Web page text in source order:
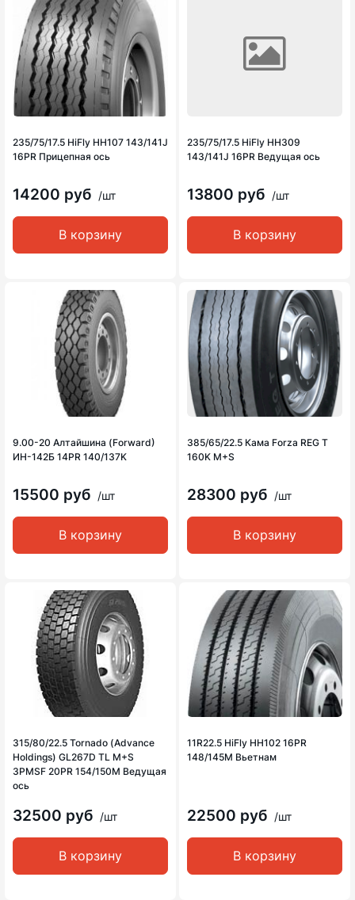
235/75/17.5 HiFly HH107 143/141J
16PR Прицепная ось
14200 руб /шт
В корзину
235/75/17.5 HiFly HH309
143/141J 16PR Ведущая ось
13800 руб /шт
В корзину
9.00-20 Алтайшина (Forward)
ИН-142Б 14PR 140/137K
15500 руб /шт
В корзину
385/65/22.5 Кама Forza REG T
160K M+S
28300 руб /шт
В корзину
315/80/22.5 Tornado (Advance
Holdings) GL267D TL M+S
3PMSF 20PR 154/150M Ведущая
ось
32500 руб /шт
В корзину
11R22.5 HiFly HH102 16PR
148/145M Вьетнам
22500 руб /шт
В корзину